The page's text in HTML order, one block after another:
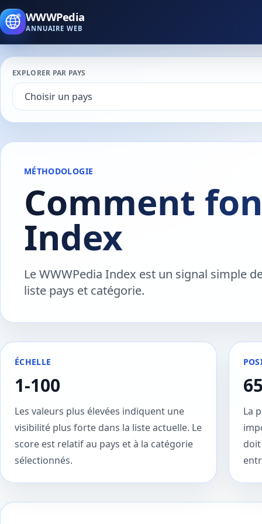
WWWPedia
ANNUAIRE WEB
EXPLORER PAR PAYS
MÉTHODOLOGIE
Comment
Index
Le WWWPedia Index est un signal simple
liste pays et catégorie.
ÉCHELLE
1-100
Les valeurs plus élevées indiquent une
visibilité plus forte dans la liste actuelle. Le
score est relatif au pays et à la catégorie
sélectionnés.
La